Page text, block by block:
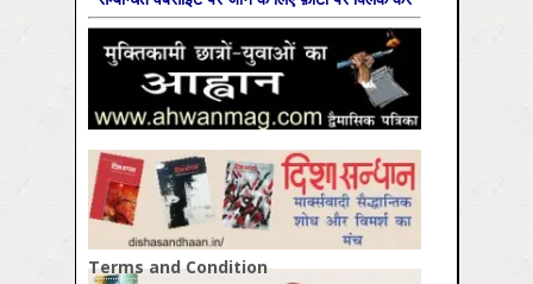
Terms and Condition